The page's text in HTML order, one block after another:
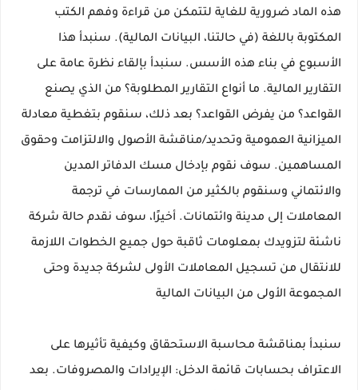
هذه الماد ضرورية للغاية لتتمكن من قراءة وفهم الكتب
المكتوبة باللغة (في حالتنا، البيانات المالية). سنبدأ هذا
الأسبوع في بناء هذه الأسس. سنبدأ بإلقاء نظرة عامة على
التقارير المالية. ما أنواع التقارير المطلوبة؟ من الذي يصنع
القواعد؟ من يفرض القواعد؟ بعد ذلك، سنقوم بتغطية معادلة
الميزانية العمومية وتحديد/مناقشة الأصول والالتزامت وحقوق
المساهمين. سوف نقوم بإدخال مسك الدفاتر المدين
والائتماني وسنقوم بالكثير من الممارسات في ترجمة
المعاملات إلى مدينة وائتمانات. أخيرًا، سوف نقدم حالة شركة
ناشئة لتزويدك بمعلومات ثاقبة حول جميع الخطوات اللازمة
للانتقال من تسجيل المعاملات الأولى لشركة جديدة وحتى
المجموعة الأولى من البيانات المالية
سنبدأ بمناقشة محاسبة الاستحقاق وكيفية تأثيرها على
الاعتراف بحسابات قائمة الدخل: الإيرادات والمصروفات. بعد